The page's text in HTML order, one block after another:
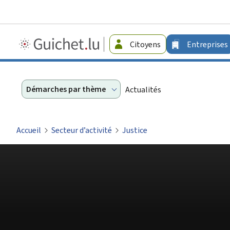
Guichet.lu
-
Citoyens Entreprises
Démarches par thème Actualités
Accueil Secteur d’activité Justice